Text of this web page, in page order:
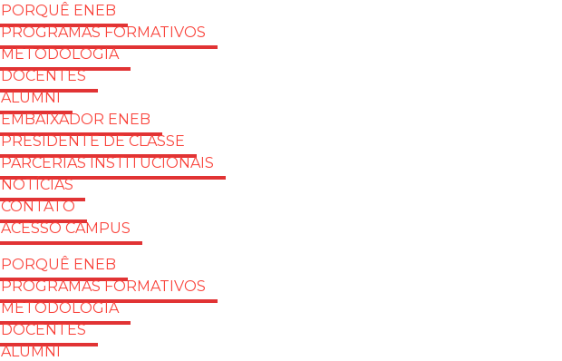
PORQUÊ ENEB
PROGRAMAS FORMATIVOS
METODOLOGIA
DOCENTES
ALUMNI
EMBAIXADOR ENEB
PRESIDENTE DE CLASSE
PARCERIAS INSTITUCIONAIS
NOTÍCIAS
CONTATO
ACESSO CAMPUS
PORQUÊ ENEB
PROGRAMAS FORMATIVOS
METODOLOGIA
DOCENTES
ALUMNI